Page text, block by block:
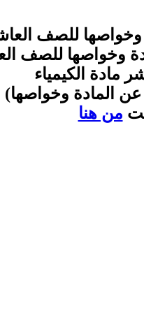
للصف
وخواصها للصف
مادة الكيمياء
المادة وخواصها)
من هنا